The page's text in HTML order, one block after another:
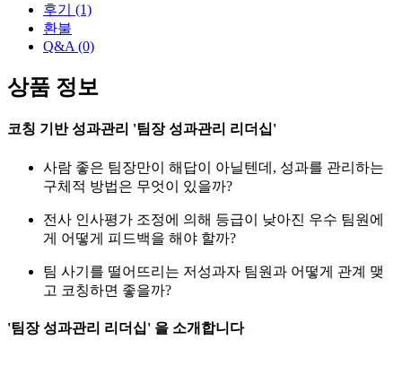
후기 (1)
환불
Q&A (0)
상품 정보
코칭 기반 성과관리 '팀장 성과관리 리더십'
사람 좋은 팀장만이 해답이 아닐텐데, 성과를 관리하는
구체적 방법은 무엇이 있을까?
전사 인사평가 조정에 의해 등급이 낮아진 우수 팀원에
게 어떻게 피드백을 해야 할까?
팀 사기를 떨어뜨리는 저성과자 팀원과 어떻게 관계 맺
고 코칭하면 좋을까?
'팀장 성과관리 리더십' 을 소개합니다